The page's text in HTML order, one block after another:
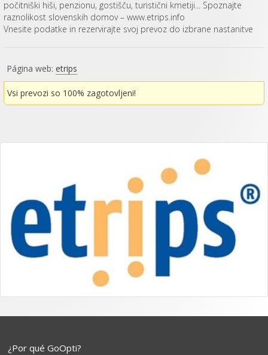
počitniški hiši, penzionu, gostišču, turistični kmetiji... Spoznajte
raznolikost slovenskih domov – www.etrips.info
Vnesite podatke in rezervirajte svoj prevoz do izbrane nastanitve
Página web:etrips
Vsi prevozi so 100% zagotovljeni!
¿Por qué GoOpti?